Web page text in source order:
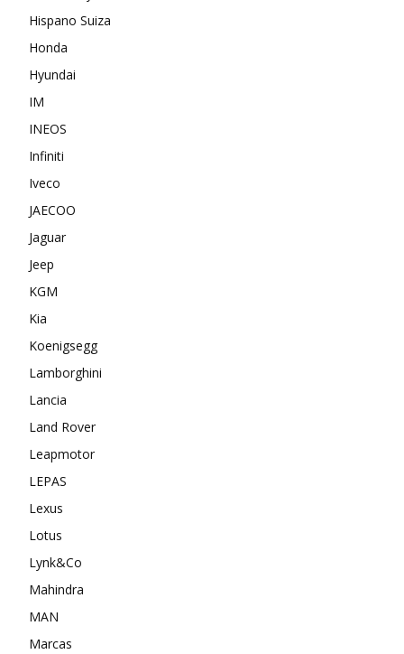
Hispano Suiza
Honda
Hyundai
IM
INEOS
Infiniti
Iveco
JAECOO
Jaguar
Jeep
KGM
Kia
Koenigsegg
Lamborghini
Lancia
Land Rover
Leapmotor
LEPAS
Lexus
Lotus
Lynk&Co
Mahindra
MAN
Marcas